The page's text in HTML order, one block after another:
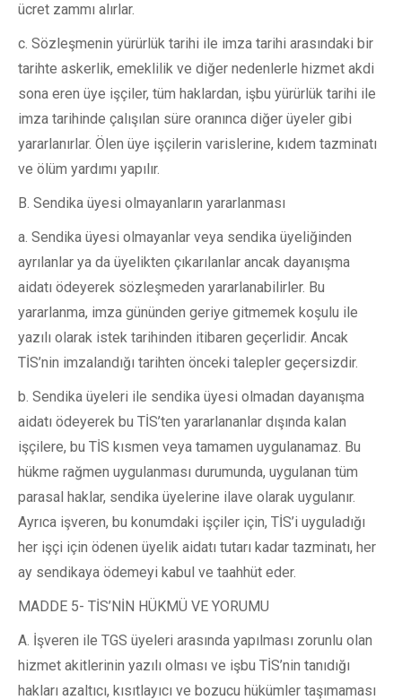
ücret zammı alırlar.
c. Sözleşmenin yürürlük tarihi ile imza tarihi arasındaki bir
tarihte askerlik, emeklilik ve diğer nedenlerle hizmet akdi
sona eren üye işçiler, tüm haklardan, işbu yürürlük tarihi ile
imza tarihinde çalışılan süre oranınca diğer üyeler gibi
yararlanırlar. Ölen üye işçilerin varislerine, kıdem tazminatı
ve ölüm yardımı yapılır.
B. Sendika üyesi olmayanların yararlanması
a. Sendika üyesi olmayanlar veya sendika üyeliğinden
ayrılanlar ya da üyelikten çıkarılanlar ancak dayanışma
aidatı ödeyerek sözleşmeden yararlanabilirler. Bu
yararlanma, imza gününden geriye gitmemek koşulu ile
yazılı olarak istek tarihinden itibaren geçerlidir. Ancak
TİS’nin imzalandığı tarihten önceki talepler geçersizdir.
b. Sendika üyeleri ile sendika üyesi olmadan dayanışma
aidatı ödeyerek bu TİS’ten yararlananlar dışında kalan
işçilere, bu TİS kısmen veya tamamen uygulanamaz. Bu
hükme rağmen uygulanması durumunda, uygulanan tüm
parasal haklar, sendika üyelerine ilave olarak uygulanır.
Ayrıca işveren, bu konumdaki işçiler için, TİS’i uyguladığı
her işçi için ödenen üyelik aidatı tutarı kadar tazminatı, her
ay sendikaya ödemeyi kabul ve taahhüt eder.
MADDE 5- TİS’NİN HÜKMÜ VE YORUMU
A. İşveren ile TGS üyeleri arasında yapılması zorunlu olan
hizmet akitlerinin yazılı olması ve işbu TİS’nin tanıdığı
hakları azaltıcı, kısıtlayıcı ve bozucu hükümler taşımaması